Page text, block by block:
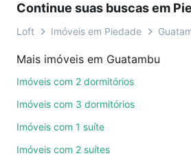
é grátis, sem compromisso e
mais de 46 mil corretores e
Como escolher um imóvel?
Use barra de busca no topo para
também pode usar os filtros
quartos, suítes, com ou sem
Continue suas buscas em
Loft Imóveis em Piedade
Mais imóveis em Guatambu
Imóveis com 2 dormitórios
Imóveis com 3 dormitórios
Imóveis com 1 suíte
Imóveis com 2 suítes